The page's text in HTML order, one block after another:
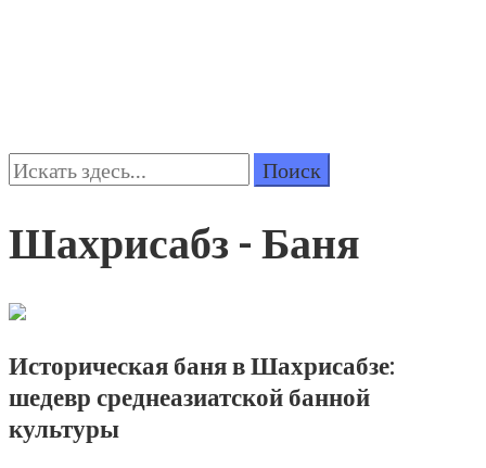
Поиск:
Шахрисабз - Баня
Историческая баня в Шахрисабзе:
шедевр среднеазиатской банной
культуры